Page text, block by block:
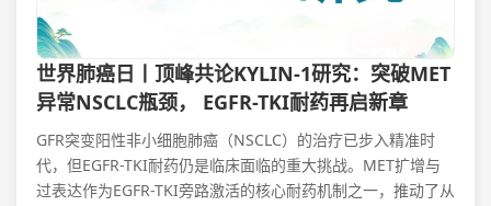
世界肺癌日丨顶峰共论KYLIN-1研究：突破MET
异常NSCLC瓶颈， EGFR-TKI耐药再启新章
GFR突变阳性非小细胞肺癌（NSCLC）的治疗已步入精准时
代，但EGFR-TKI耐药仍是临床面临的重大挑战。MET扩增与
过表达作为EGFR-TKI旁路激活的核心耐药机制之一，推动了从